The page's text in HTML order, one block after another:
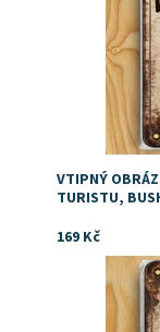
VTIPNÝ
TURISTU,
169 Kč
vtipný Dárek
Dostupnost: